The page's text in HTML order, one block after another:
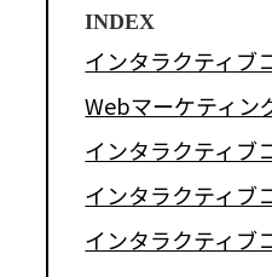
INDEX
インタラクティブ
Webマーケティン
インタラクティブ
インタラクティブ
インタラクティブ